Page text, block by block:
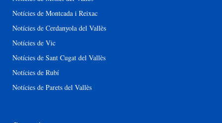
Notícies de Montcada i Reixac
Notícies de Cerdanyola del Vallès
Notícies de Vic
Notícies de Sant Cugat del Vallès
Notícies de Rubí
Notícies de Parets del Vallès